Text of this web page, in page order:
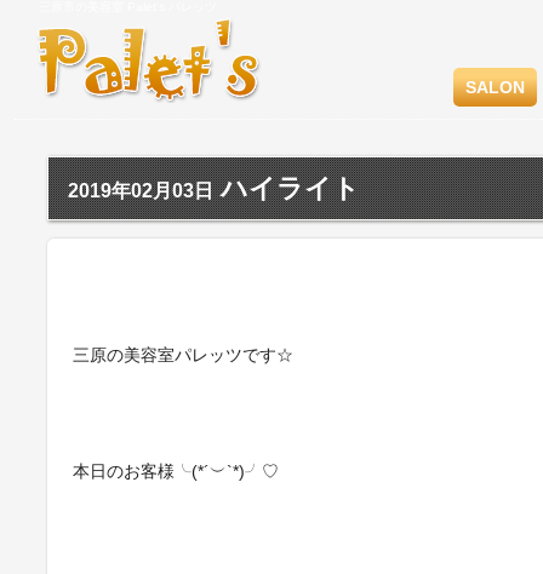
SALON
2019年02月03日 ハイライト
三原の美容室パレッツです☆
本日のお客様╰(*´︶`*)╯♡